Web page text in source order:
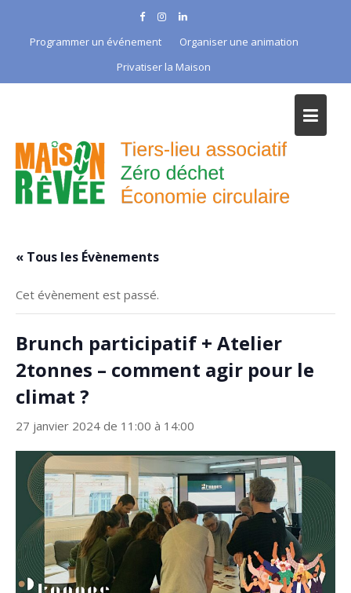
contentProgrammer un événement
Organiser une animation
Privatiser la Maison
« Tous les Évènements
Cet évènement est passé.
Brunch participatif + Atelier
2tonnes – comment agir pour le
climat ?
27 janvier 2024 de 11:00 à 14:00